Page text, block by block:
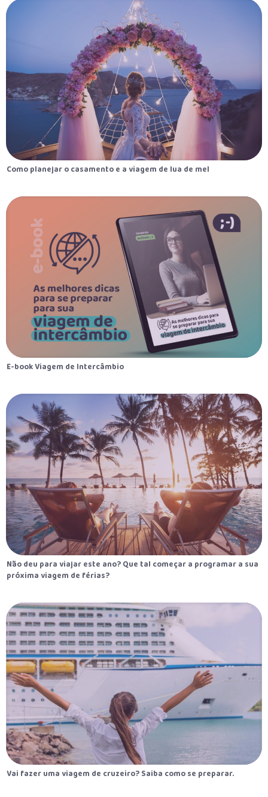
Como planejar o casamento e a viagem de lua de mel
E-book Viagem de Intercâmbio
Não deu para viajar este ano? Que tal começar a programar a sua
próxima viagem de férias?
Vai fazer uma viagem de cruzeiro? Saiba como se preparar.